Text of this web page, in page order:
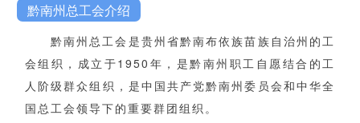
黔南州总工会介绍
黔南州总工会是贵州省黔南布依族苗族自治州的工
会组织，成立于1950年，是黔南州职工自愿结合的工
人阶级群众组织，是中国共产党黔南州委员会和中华全
国总工会领导下的重要群团组织。